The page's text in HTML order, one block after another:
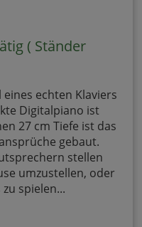
( Ständer
eines echten Klaviers
Digitalpiano ist
27 cm Tiefe ist das
gebaut.
stellen
umzustellen, oder
spielen...